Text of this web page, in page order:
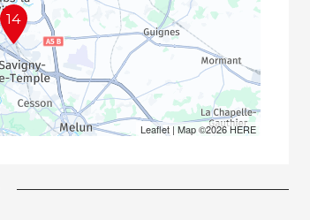
14
Leaflet| Map ©2026HERE